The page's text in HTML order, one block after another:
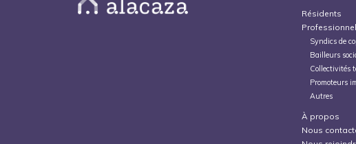
Résidents
Syndics de
Bailleurs
Collectivités
Promoteurs
Autres
À propos
Nous